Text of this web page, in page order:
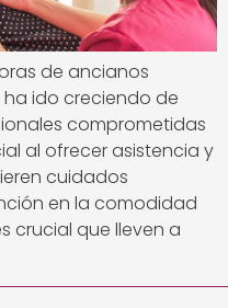
de ancianos
ido creciendo de
comprometidas
al ofrecer asistencia y
cuidados
en la comodidad
crucial que lleven a